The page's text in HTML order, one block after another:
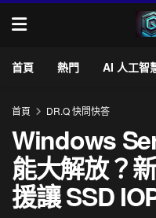
首頁 熱門 AI 人工智
首頁 DR.Q 快問快答
Windows
能大解放？
援讓 SSD